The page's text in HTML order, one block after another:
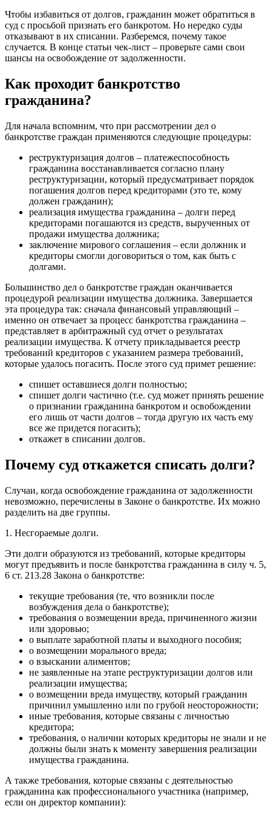
Чтобы избавиться от долгов, гражданин может обратиться в
суд с просьбой признать его банкротом. Но нередко суды
отказывают в их списании. Разберемся, почему такое
случается. В конце статьи чек-лист – проверьте сами свои
шансы на освобождение от задолженности.
Как проходит банкротство
гражданина?
Для начала вспомним, что при рассмотрении дел о
банкротстве граждан применяются следующие процедуры:
реструктуризация долгов – платежеспособность
гражданина восстанавливается согласно плану
реструктуризации, который предусматривает порядок
погашения долгов перед кредиторами (это те, кому
должен гражданин);
реализация имущества гражданина – долги перед
кредиторами погашаются из средств, вырученных от
продажи имущества должника;
заключение мирового соглашения – если должник и
кредиторы смогли договориться о том, как быть с
долгами.
Большинство дел о банкротстве граждан оканчивается
процедурой реализации имущества должника. Завершается
эта процедура так: сначала финансовый управляющий –
именно он отвечает за процесс банкротства гражданина –
представляет в арбитражный суд отчет о результатах
реализации имущества. К отчету прикладывается реестр
требований кредиторов с указанием размера требований,
которые удалось погасить. После этого суд примет решение:
спишет оставшиеся долги полностью;
спишет долги частично (т.е. суд может принять решение
о признании гражданина банкротом и освобождении
его лишь от части долгов – тогда другую их часть ему
все же придется погасить);
откажет в списании долгов.
Почему суд откажется списать долги?
Случаи, когда освобождение гражданина от задолженности
невозможно, перечислены в Законе о банкротстве. Их можно
разделить на две группы.
1. Несгораемые долги.
Эти долги образуются из требований, которые кредиторы
могут предъявить и после банкротства гражданина в силу ч. 5,
6 ст. 213.28 Закона о банкротстве:
текущие требования (те, что возникли после
возбуждения дела о банкротстве);
требования о возмещении вреда, причиненного жизни
или здоровью;
о выплате заработной платы и выходного пособия;
о возмещении морального вреда;
о взыскании алиментов;
не заявленные на этапе реструктуризации долгов или
реализации имущества;
о возмещении вреда имуществу, который гражданин
причинил умышленно или по грубой неосторожности;
иные требования, которые связаны с личностью
кредитора;
требования, о наличии которых кредиторы не знали и не
должны были знать к моменту завершения реализации
имущества гражданина.
А также требования, которые связаны с деятельностью
гражданина как профессионального участника (например,
если он директор компании):